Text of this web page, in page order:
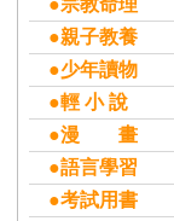
●宗教命理
●親子教養
●少年讀物
●輕 小 說
●漫 畫
●語言學習
●考試用書